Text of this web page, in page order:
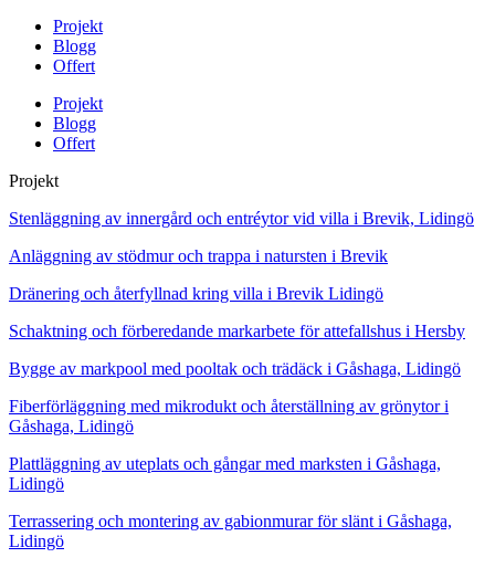
Projekt
Blogg
Offert
Projekt
Blogg
Offert
Projekt
Stenläggning av innergård och entréytor vid villa i Brevik, Lidingö
Anläggning av stödmur och trappa i natursten i Brevik
Dränering och återfyllnad kring villa i Brevik Lidingö
Schaktning och förberedande markarbete för attefallshus i Hersby
Bygge av markpool med pooltak och trädäck i Gåshaga, Lidingö
Fiberförläggning med mikrodukt och återställning av grönytor i
Gåshaga, Lidingö
Plattläggning av uteplats och gångar med marksten i Gåshaga,
Lidingö
Terrassering och montering av gabionmurar för slänt i Gåshaga,
Lidingö